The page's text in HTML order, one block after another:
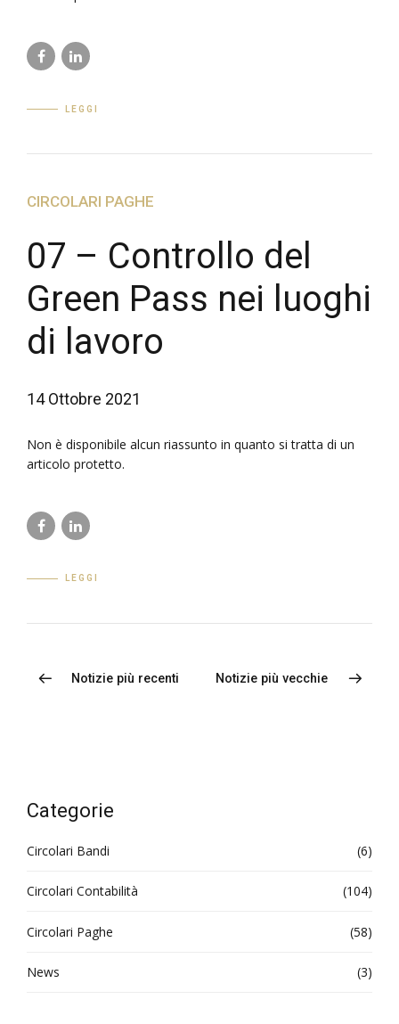
LEGGI
CIRCOLARI PAGHE
07 – Controllo del
Green Pass nei luoghi
di lavoro
14 Ottobre 2021
Non è disponibile alcun riassunto in quanto si tratta di un
articolo protetto.
LEGGI
Notizie più recenti Notizie più vecchie
Categorie
Circolari Bandi (6)
Circolari Contabilità (104)
Circolari Paghe (58)
News (3)